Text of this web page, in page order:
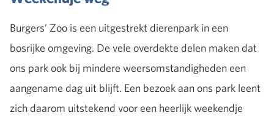
Burgers’ Zoo is een uitgestrekt dierenpark in een
bosrijke omgeving. De vele overdekte delen maken dat
ons park ook bij mindere weersomstandigheden een
aangename dag uit blijft. Een bezoek aan ons park leent
zich daarom uitstekend voor een heerlijk weekendje